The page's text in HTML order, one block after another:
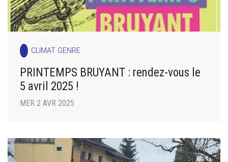
CLIMAT GENRE
PRINTEMPS BRUYANT : rendez-vous le
5 avril 2025 !
MER 2 AVR 2025